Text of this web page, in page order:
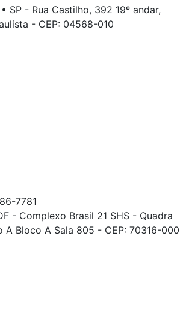
SP - Rua Castilho, 392 19º andar,
- CEP: 04568-010
7781
- Complexo Brasil 21 SHS - Quadra
A Bloco A Sala 805 - CEP: 70316-000